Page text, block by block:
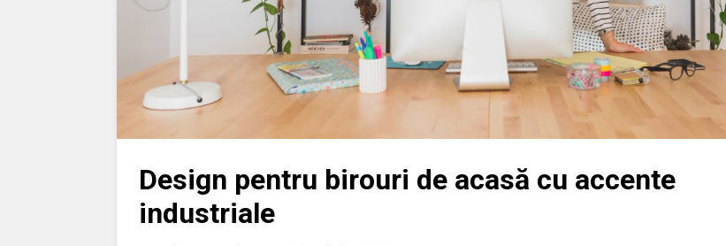
Design pentru birouri de acasă cu accente
industriale